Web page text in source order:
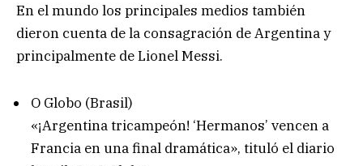
En el mundo los principales medios también
dieron cuenta de la consagración de Argentina y
principalmente de Lionel Messi.
O Globo (Brasil)
«¡Argentina tricampeón! ‘Hermanos’ vencen a
Francia en una final dramática», tituló el diario